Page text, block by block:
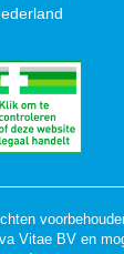
Vitae BV en